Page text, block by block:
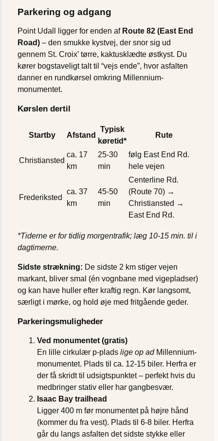
Parkering og adgang
Point Udall ligger for enden af Route 82 (East End
Road) – den smukke kystvej, der snor sig ud
gennem St. Croix’ tørre, kaktusklædte østkyst. Du
kører bogstaveligt talt til “vejs ende”, hvor asfalten
danner en rundkørsel omkring Millennium-
monumentet.
Kørslen dertil
Startby Afstand
Typisk
køretid*
Rute
Christiansted
ca. 17
km
25-30
min
følg East End Rd.
hele vejen
Frederiksted
ca. 37
km
45-50
min
Centerline Rd.
(Route 70) →
Christiansted →
East End Rd.
*Tiderne er for tidlig morgentrafik; læg 10-15 min. til i
dagtimerne.
Sidste strækning: De sidste 2 km stiger vejen
markant, bliver smal (én vognbane med vigepladser)
og kan have huller efter kraftig regn. Kør langsomt,
særligt i mørke, og hold øje med fritgående geder.
Parkeringsmuligheder
Ved monumentet (gratis)
En lille cirkulær p-plads lige op adMillennium-
monumentet. Plads til ca. 12-15 biler. Herfra er
der få skridt til udsigtspunktet – perfekt hvis du
medbringer stativ eller har gangbesvær.
Isaac Bay trailhead
Ligger 400 m før monumentet på højre hånd
(kommer du fra vest). Plads til 6-8 biler. Herfra
går du langs asfalten det sidste stykke eller